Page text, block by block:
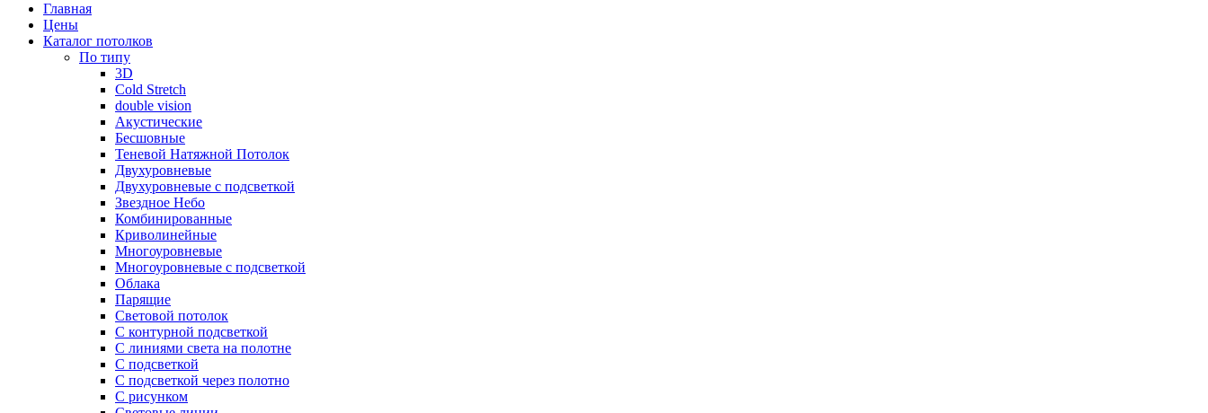
Главная
Цены
Каталог потолков
По типу
3D
Cold Stretch
double vision
Акустические
Бесшовные
Теневой Натяжной Потолок
Двухуровневые
Двухуровневые с подсветкой
Звездное Небо
Комбинированные
Криволинейные
Многоуровневые
Многоуровневые с подсветкой
Облака
Парящие
Световой потолок
С контурной подсветкой
С линиями света на полотне
С подсветкой
С подсветкой через полотно
С рисунком